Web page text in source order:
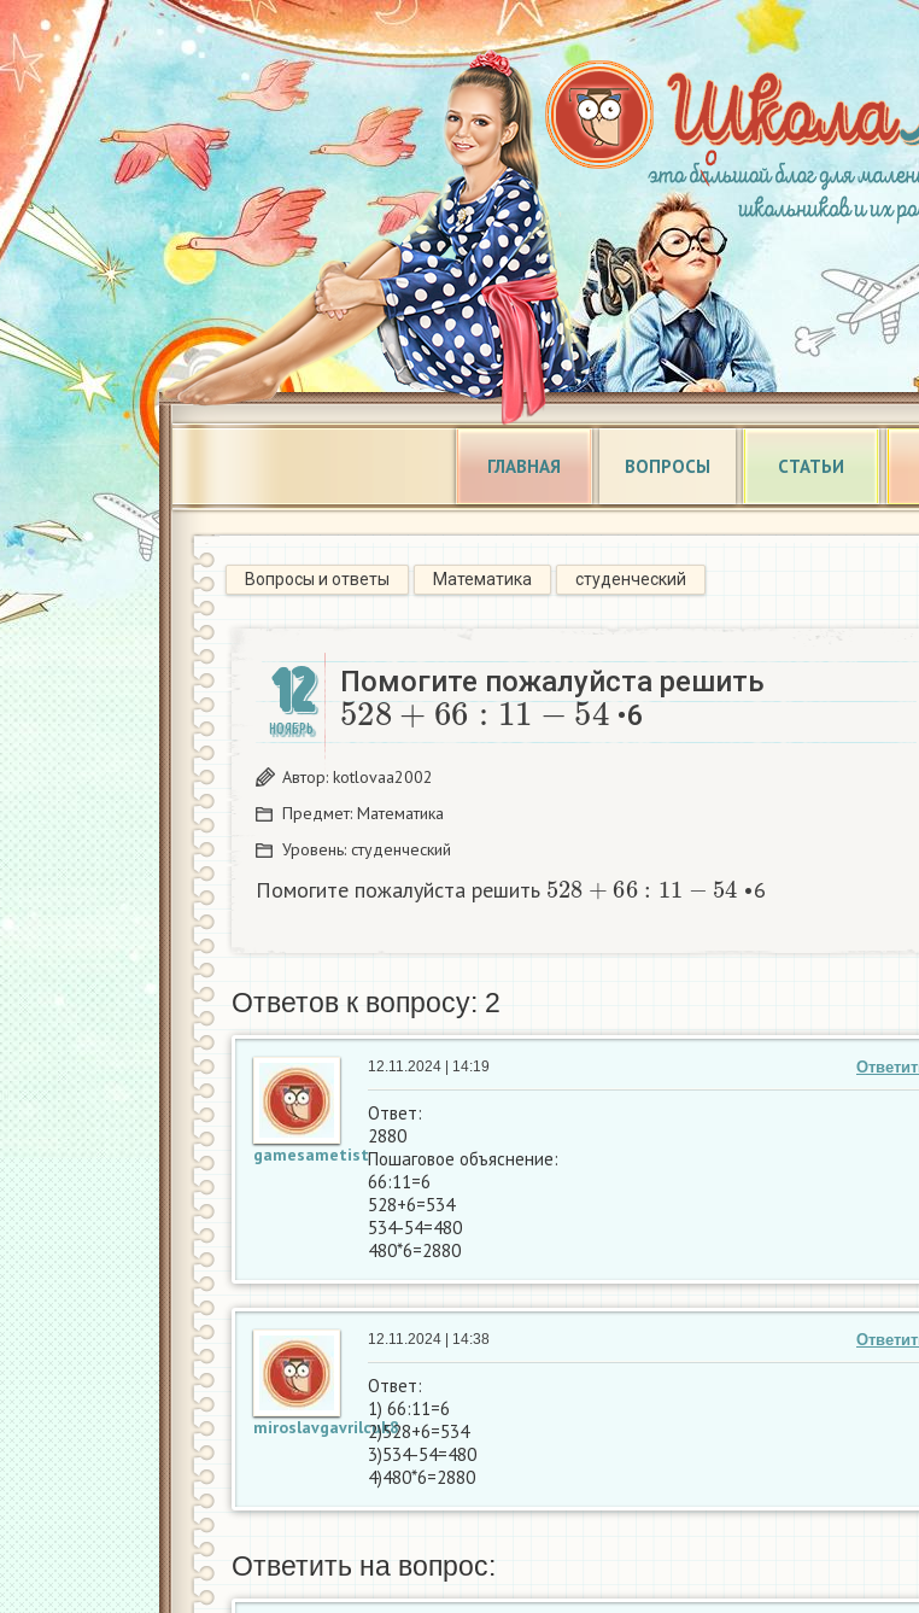
ГЛАВНАЯ ВОПРОСЫ СТАТЬИ
Вопросы и ответы Математика студенческий
12
НОЯБРЬ
Помогите пожалуйста решить
528+66:11−54
•6
Автор: kotlovaa2002
Предмет: Математика
Уровень: студенческий
Помогите пожалуйста решить
528 66 :11 − 54
•6
Ответов к вопросу: 2
gamesametist
12.11.2024 | 14:19
Ответ:
2880
Пошаговое объяснение:
66:11=6
528+6=534
534-54=480
480*6=2880
miroslavgavrilcuk8
12.11.2024 | 14:38
Ответ:
1) 66:11=6
2)528+6=534
3)534-54=480
4)480*6=2880
Ответить на вопрос: